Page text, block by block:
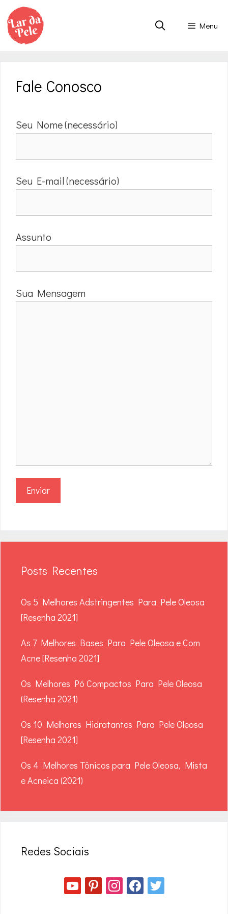
Pular
para
Menu
Fale Conosco
Seu Nome (necessário)
Seu E-mail (necessário)
Assunto
Sua Mensagem
Posts Recentes
Os 5 Melhores Adstringentes Para Pele Oleosa
[Resenha 2021]
As 7 Melhores Bases Para Pele Oleosa e Com
Acne [Resenha 2021]
Os Melhores Pó Compactos Para Pele Oleosa
(Resenha 2021)
Os 10 Melhores Hidratantes Para Pele Oleosa
[Resenha 2021]
Os 4 Melhores Tônicos para Pele Oleosa, Mista
e Acneica (2021)
Redes Sociais
youtubepinterestinstagramfacebook
twitter